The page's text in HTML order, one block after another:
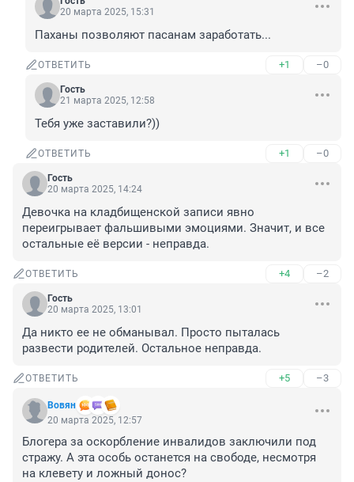
20 марта 2025, 15:31
Паханы позволяют пасанам заработать...
ОТВЕТИТЬ +1 –0
Гость
21 марта 2025, 12:58
Тебя уже заставили?))
ОТВЕТИТЬ +1 –0
Гость
20 марта 2025, 14:24
Девочка на кладбищенской записи явно
переигрывает фальшивыми эмоциями. Значит, и все
остальные её версии - неправда.
ОТВЕТИТЬ +4 –2
Гость
20 марта 2025, 13:01
Да никто ее не обманывал. Просто пыталась
развести родителей. Остальное неправда.
ОТВЕТИТЬ +5 –3
Вовян
20 марта 2025, 12:57
Блогера за оскорбление инвалидов заключили под
стражу. А эта особь останется на свободе, несмотря
на клевету и ложный донос?